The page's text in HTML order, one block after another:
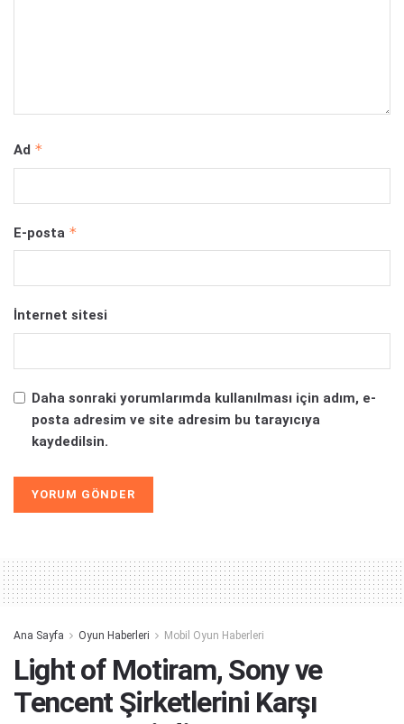
Ad *
E-posta *
İnternet sitesi
Daha sonraki yorumlarımda kullanılması için adım, e-
posta adresim ve site adresim bu tarayıcıya
kaydedilsin.
Ana Sayfa Oyun Haberleri Mobil Oyun Haberleri
Light of Motiram, Sony ve
Tencent Şirketlerini Karşı